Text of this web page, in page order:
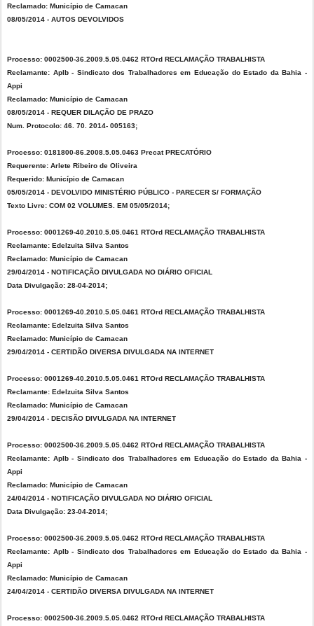
Reclamado: Município de Camacan
08/05/2014 - AUTOS DEVOLVIDOS
Processo: 0002500-36.2009.5.05.0462 RTOrd RECLAMAÇÃO TRABALHISTA
Reclamante: Aplb - Sindicato dos Trabalhadores em Educação do Estado da Bahia -
Appi
Reclamado: Município de Camacan
08/05/2014 - REQUER DILAÇÃO DE PRAZO
Num. Protocolo: 46. 70. 2014- 005163;
Processo: 0181800-86.2008.5.05.0463 Precat PRECATÓRIO
Requerente: Arlete Ribeiro de Oliveira
Requerido: Município de Camacan
05/05/2014 - DEVOLVIDO MINISTÉRIO PÚBLICO - PARECER S/ FORMAÇÃO
Texto Livre: COM 02 VOLUMES. EM 05/05/2014;
Processo: 0001269-40.2010.5.05.0461 RTOrd RECLAMAÇÃO TRABALHISTA
Reclamante: Edelzuita Silva Santos
Reclamado: Município de Camacan
29/04/2014 - NOTIFICAÇÃO DIVULGADA NO DIÁRIO OFICIAL
Data Divulgação: 28-04-2014;
Processo: 0001269-40.2010.5.05.0461 RTOrd RECLAMAÇÃO TRABALHISTA
Reclamante: Edelzuita Silva Santos
Reclamado: Município de Camacan
29/04/2014 - CERTIDÃO DIVERSA DIVULGADA NA INTERNET
Processo: 0001269-40.2010.5.05.0461 RTOrd RECLAMAÇÃO TRABALHISTA
Reclamante: Edelzuita Silva Santos
Reclamado: Município de Camacan
29/04/2014 - DECISÃO DIVULGADA NA INTERNET
Processo: 0002500-36.2009.5.05.0462 RTOrd RECLAMAÇÃO TRABALHISTA
Reclamante: Aplb - Sindicato dos Trabalhadores em Educação do Estado da Bahia -
Appi
Reclamado: Município de Camacan
24/04/2014 - NOTIFICAÇÃO DIVULGADA NO DIÁRIO OFICIAL
Data Divulgação: 23-04-2014;
Processo: 0002500-36.2009.5.05.0462 RTOrd RECLAMAÇÃO TRABALHISTA
Reclamante: Aplb - Sindicato dos Trabalhadores em Educação do Estado da Bahia -
Appi
Reclamado: Município de Camacan
24/04/2014 - CERTIDÃO DIVERSA DIVULGADA NA INTERNET
Processo: 0002500-36.2009.5.05.0462 RTOrd RECLAMAÇÃO TRABALHISTA